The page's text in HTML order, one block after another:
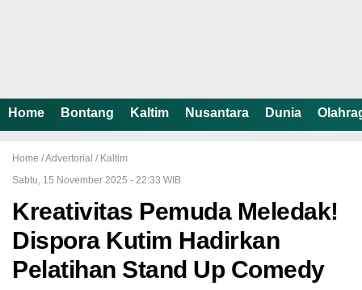
Home Bontang Kaltim Nusantara Dunia
Home /Advertorial / Kaltim
Sabtu, 15 November 2025 - 22:33 WIB
Kreativitas Pemuda Meledak!
Dispora Kutim Hadirkan
Pelatihan Stand Up Comedy